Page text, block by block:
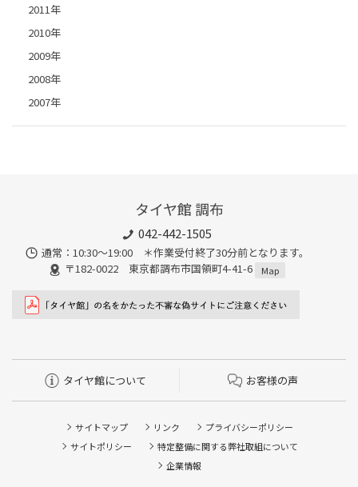
2011年
2010年
2009年
2008年
2007年
タイヤ館 調布
042-442-1505
通常：10:30～19:00 ＊作業受付終了30分前となります。
〒182-0022 東京都調布市国領町4-41-6
Map
タイヤ館について お客様の声
サイトマップ リンク
プライバシーポリシー
サイトポリシー
特定整備に関する弊社取組について
企業情報